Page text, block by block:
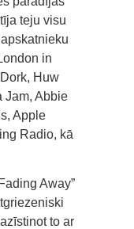
teju visu
in
Huw
Jam, Abbie
Apple
Radio, kā
Away”
to ar